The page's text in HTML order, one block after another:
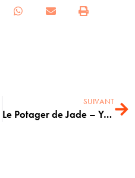
SUIVANT
Le Potager de Jade – Ydéal